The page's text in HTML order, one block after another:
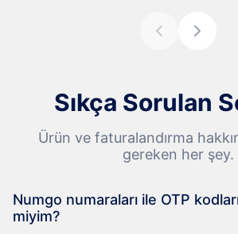
Sıkça Sorulan
Ürün ve faturalandırma
gereken her şey.
Numgo numaraları ile OTP
miyim?